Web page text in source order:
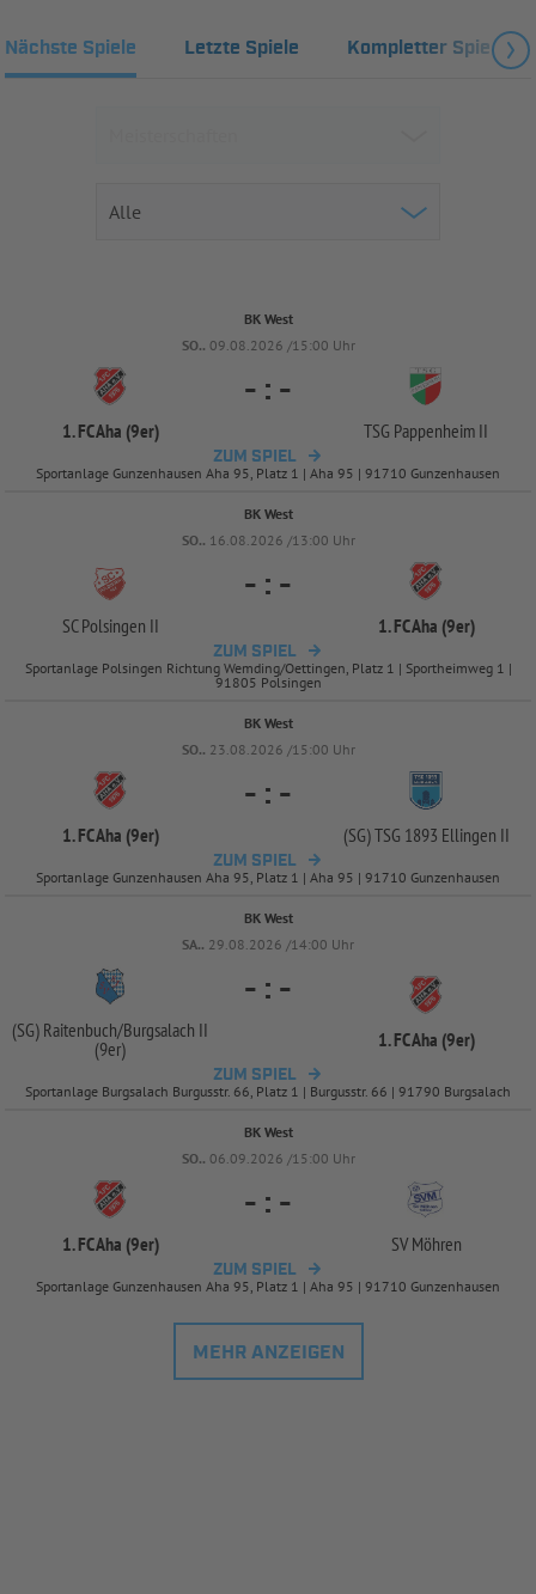
Nächste Spiele Letzte Spiele Kompletter Spielplan
BK West
SO.. 09.08.2026 /15:00 Uhr
1. FC Aha (9er)
- : -
TSG Pappenheim II
ZUM SPIEL
Sportanlage Gunzenhausen Aha 95, Platz 1 | Aha 95 | 91710 Gunzenhausen
BK West
SO.. 16.08.2026 /13:00 Uhr
SC Polsingen II
- : -
1. FC Aha (9er)
ZUM SPIEL
Sportanlage Polsingen Richtung Wemding/Oettingen, Platz 1 | Sportheimweg 1 |
91805 Polsingen
BK West
SO.. 23.08.2026 /15:00 Uhr
1. FC Aha (9er)
- : -
(SG) TSG 1893 Ellingen II
ZUM SPIEL
Sportanlage Gunzenhausen Aha 95, Platz 1 | Aha 95 | 91710 Gunzenhausen
BK West
SA.. 29.08.2026 /14:00 Uhr
(SG) Raitenbuch/Burgsalach II
(9er)
- : -
1. FC Aha (9er)
ZUM SPIEL
Sportanlage Burgsalach Burgusstr. 66, Platz 1 | Burgusstr. 66 | 91790 Burgsalach
BK West
SO.. 06.09.2026 /15:00 Uhr
1. FC Aha (9er)
- : -
SV Möhren
ZUM SPIEL
Sportanlage Gunzenhausen Aha 95, Platz 1 | Aha 95 | 91710 Gunzenhausen
MEHR ANZEIGEN